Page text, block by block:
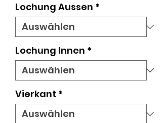
Lochung Aussen *
Lochung Innen *
Vierkant *